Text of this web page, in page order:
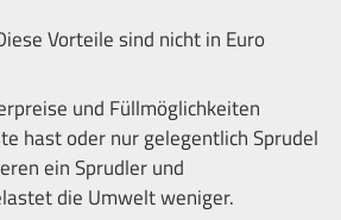
Vorteile sind nicht in Euro
und Füllmöglichkeiten
hast oder nur gelegentlich Sprudel
ein Sprudler und
die Umwelt weniger.